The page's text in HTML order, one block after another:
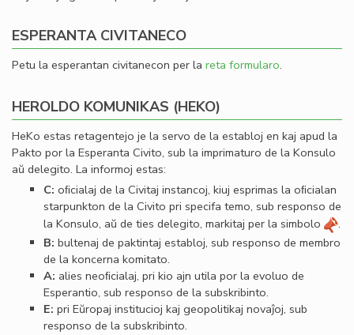
ESPERANTA CIVITANECO
Petu la esperantan civitanecon per la reta formularo.
HEROLDO KOMUNIKAS (HEKO)
HeKo estas retagentejo je la servo de la establoj en kaj apud la
Pakto por la Esperanta Civito, sub la imprimaturo de la Konsulo
aŭ delegito. La informoj estas:
C: oﬁcialaj de la Civitaj instancoj, kiuj esprimas la oﬁcialan
starpunkton de la Civito pri specifa temo, sub responso de
la Konsulo, aŭ de ties delegito, markitaj per la simbolo
.
B: bultenaj de paktintaj establoj, sub responso de membro
de la koncerna komitato.
A: alies neoﬁcialaj, pri kio ajn utila por la evoluo de
Esperantio, sub responso de la subskribinto.
E: pri Eŭropaj institucioj kaj geopolitikaj novaĵoj, sub
responso de la subskribinto.